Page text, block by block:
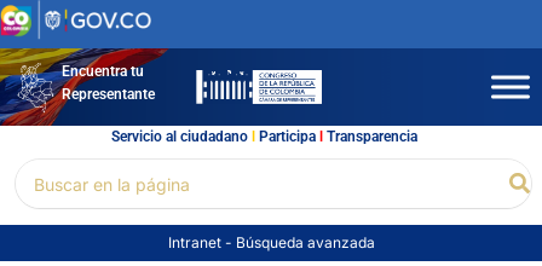
Ir
al
contenidoEncuentra tu
Representante
Servicio al ciudadano l Participal Transparencia
por:
Intranet - Búsqueda avanzada